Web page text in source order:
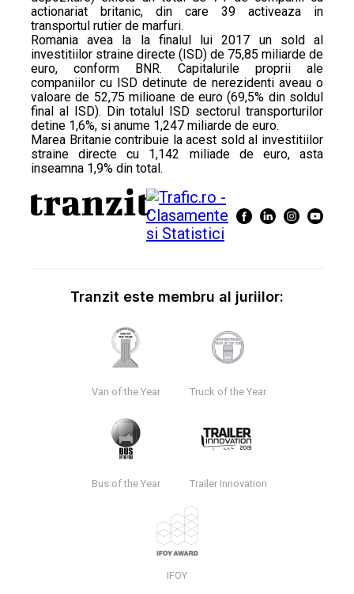
actionariat britanic, din care 39 activeaza in
transportul rutier de marfuri.
Romania avea la la finalul lui 2017 un sold al
investitiilor straine directe (ISD) de 75,85 miliarde de
euro, conform BNR. Capitalurile proprii ale
companiilor cu ISD detinute de nerezidenti aveau o
valoare de 52,75 milioane de euro (69,5% din soldul
final al ISD). Din totalul ISD sectorul transporturilor
detine 1,6%, si anume 1,247 miliarde de euro.
Marea Britanie contribuie la acest sold al investitiilor
straine directe cu 1,142 miliade de euro, asta
inseamna 1,9% din total.
Tranzit este membru al juriilor:
Van of the Year Truck of the Year
Bus of the Year Trailer Innovation
IFOY